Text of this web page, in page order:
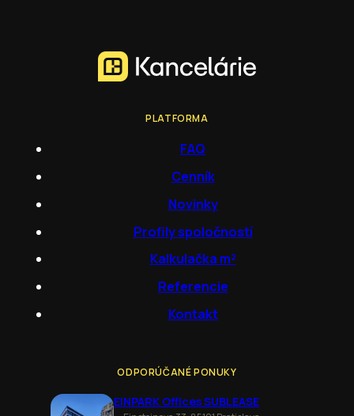
PLATFORMA
FAQ
Cenník
Novinky
Profily spoločností
Kalkulačka m²
Referencie
Kontakt
ODPORÚČANÉ PONUKY
EINPARK Offices SUBLEASE